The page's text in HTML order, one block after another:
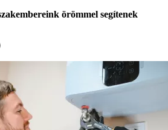
örömmel segítenek